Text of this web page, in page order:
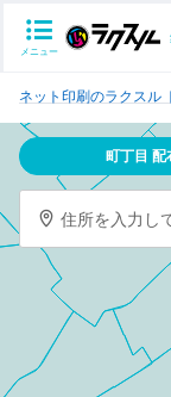
メニュー
テ
ン
グ
ネット印刷のラクスル
町丁目 配
住所を入力し